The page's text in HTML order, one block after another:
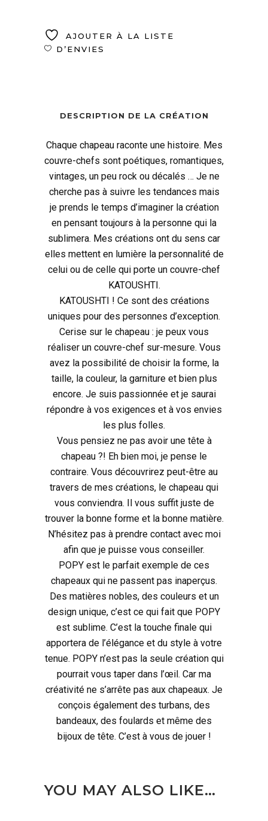
AJOUTER À LA LISTE
D’ENVIES
DESCRIPTION DE LA CRÉATION
Chaque chapeau raconte une histoire. Mes
couvre-chefs sont poétiques, romantiques,
vintages, un peu rock ou décalés … Je ne
cherche pas à suivre les tendances mais
je prends le temps d’imaginer la création
en pensant toujours à la personne qui la
sublimera. Mes créations ont du sens car
elles mettent en lumière la personnalité de
celui ou de celle qui porte un couvre-chef
KATOUSHTI.
KATOUSHTI ! Ce sont des créations
uniques pour des personnes d’exception.
Cerise sur le chapeau : je peux vous
réaliser un couvre-chef sur-mesure. Vous
avez la possibilité de choisir la forme, la
taille, la couleur, la garniture et bien plus
encore. Je suis passionnée et je saurai
répondre à vos exigences et à vos envies
les plus folles.
Vous pensiez ne pas avoir une tête à
chapeau ?! Eh bien moi, je pense le
contraire. Vous découvrirez peut-être au
travers de mes créations, le chapeau qui
vous conviendra. Il vous suffit juste de
trouver la bonne forme et la bonne matière.
N’hésitez pas à prendre contact avec moi
afin que je puisse vous conseiller.
POPY est le parfait exemple de ces
chapeaux qui ne passent pas inaperçus.
Des matières nobles, des couleurs et un
design unique, c’est ce qui fait que POPY
est sublime. C’est la touche finale qui
apportera de l’élégance et du style à votre
tenue. POPY n’est pas la seule création qui
pourrait vous taper dans l’œil. Car ma
créativité ne s’arrête pas aux chapeaux. Je
conçois également des turbans, des
bandeaux, des foulards et même des
bijoux de tête. C’est à vous de jouer !
YOU MAY ALSO LIKE…